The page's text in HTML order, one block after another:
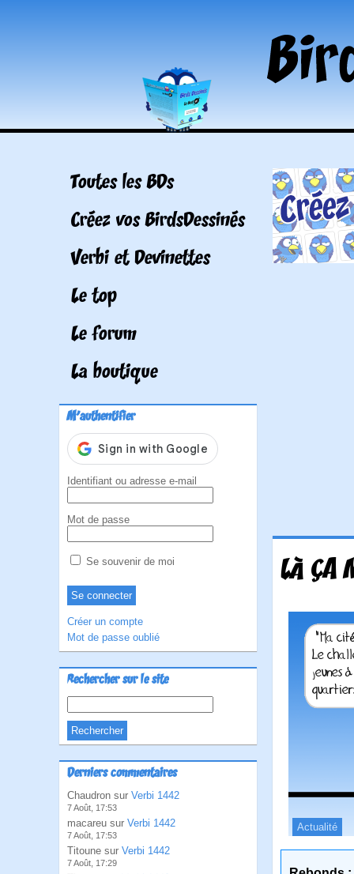
Toutes les BDs
Créez vos BirdsDessinés
Verbi et Devinettes
Le top
Le forum
La boutique
M'authentifier
Identifiant ou adresse e-mail
Mot de passe
Se souvenir de moi
Créer un compte
Mot de passe oublié
Rechercher sur le site
Derniers commentaires
Chaudron sur Verbi 1442
7 Août, 17:53
macareu sur Verbi 1442
7 Août, 17:53
Titoune sur Verbi 1442
7 Août, 17:29
LÀ ÇA
Actualité